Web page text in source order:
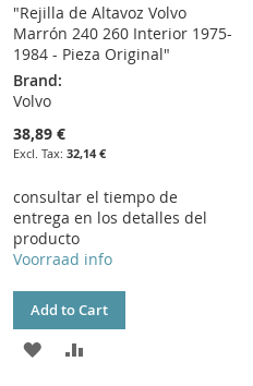
"Rejilla de Altavoz Volvo
Marrón 240 260 Interior 1975-
1984 - Pieza Original"
Brand:
Volvo
38,89 €
32,14 €
consultar el tiempo de
entrega en los detalles del
producto
Voorraad info
Add to Cart
ADD